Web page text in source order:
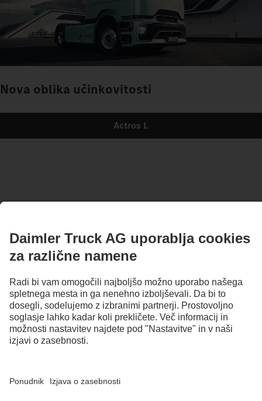
Nova oblika učinkovitosti
Actros L
dejanskega stanja originalnih vozil. Videz originalnih vozil se lahko razlikuje od
prikazanih. Pravice do sprememb so pridržane. Slike in besedila lahko vsebujejo tudi
vrste, podporne storitve, storitve ter izdelke, ki v posameznih državah niso na voljo.
Kot mednarodno dejavno podjetje so enake priložnosti, raznolikost, odprtost in
spoštovanje osnovna prepričanja družbe Daimler Truck AG. To dokazujemo z
načinom razmišljanja, delovanja in komuniciranja. Načeloma vsi izbrani izrazi seveda
vključujejo vse spole in identitete.
Izdelki družbe Daimler Truck Financial Services niso na voljo v vseh državah.
Razpoložljivost na posameznem trgu lahko preverite pri prodajalcu.
vožnjo vozila vedno ostaja v celoti pri vozniku.